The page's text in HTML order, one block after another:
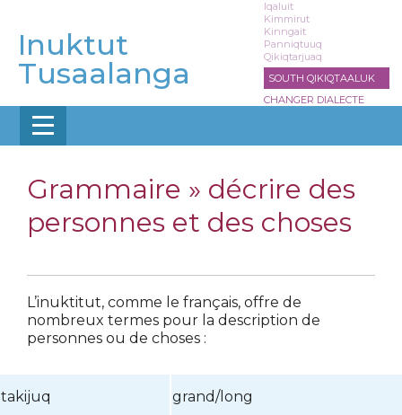
contenu
principal
Inuktut
Tusaalanga
Iqaluit
Kimmirut
Kinngait
Panniqtuuq
Qikiqtarjuaq
SOUTH QIKIQTAALUK
CHANGER DIALECTE
Grammaire » décrire des
personnes et des choses
L’inuktitut, comme le français, offre de
nombreux termes pour la description de
personnes ou de choses :
takijuq grand/long